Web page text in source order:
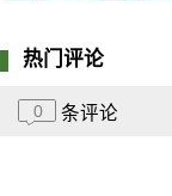
热门评论
0 条评论